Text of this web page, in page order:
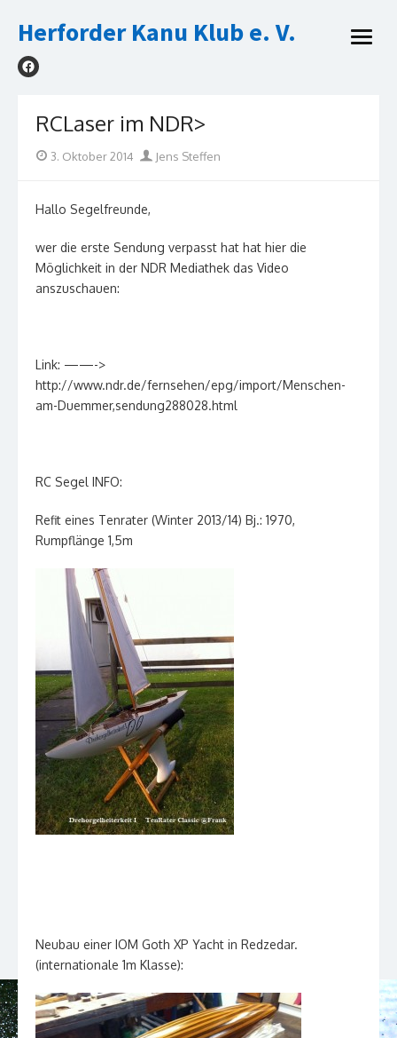
to
Herforder Kanu Klub e. V.
open
RCLaser im NDR>
Posted
3. Oktober 2014 Author
Jens Steffen
Hallo Segelfreunde,
wer die erste Sendung verpasst hat hat hier die
Möglichkeit in der NDR Mediathek das Video
anszuschauen:
Link: ——->
http://www.ndr.de/fernsehen/epg/import/Menschen-
am-Duemmer,sendung288028.html
RC Segel INFO:
Refit eines Tenrater (Winter 2013/14) Bj.: 1970,
Rumpflänge 1,5m
Neubau einer IOM Goth XP Yacht in Redzedar.
(internationale 1m Klasse):